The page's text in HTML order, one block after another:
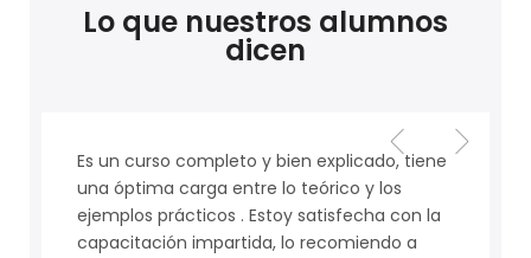
Lo que nuestros alumnos
dicen
Un Curso excelente. Aprendí mucho y
recomiendo este curso a quien quiera dar
sus primeros pasos en Ultrasonido Industrial.
El asesoramiento de los instructores también